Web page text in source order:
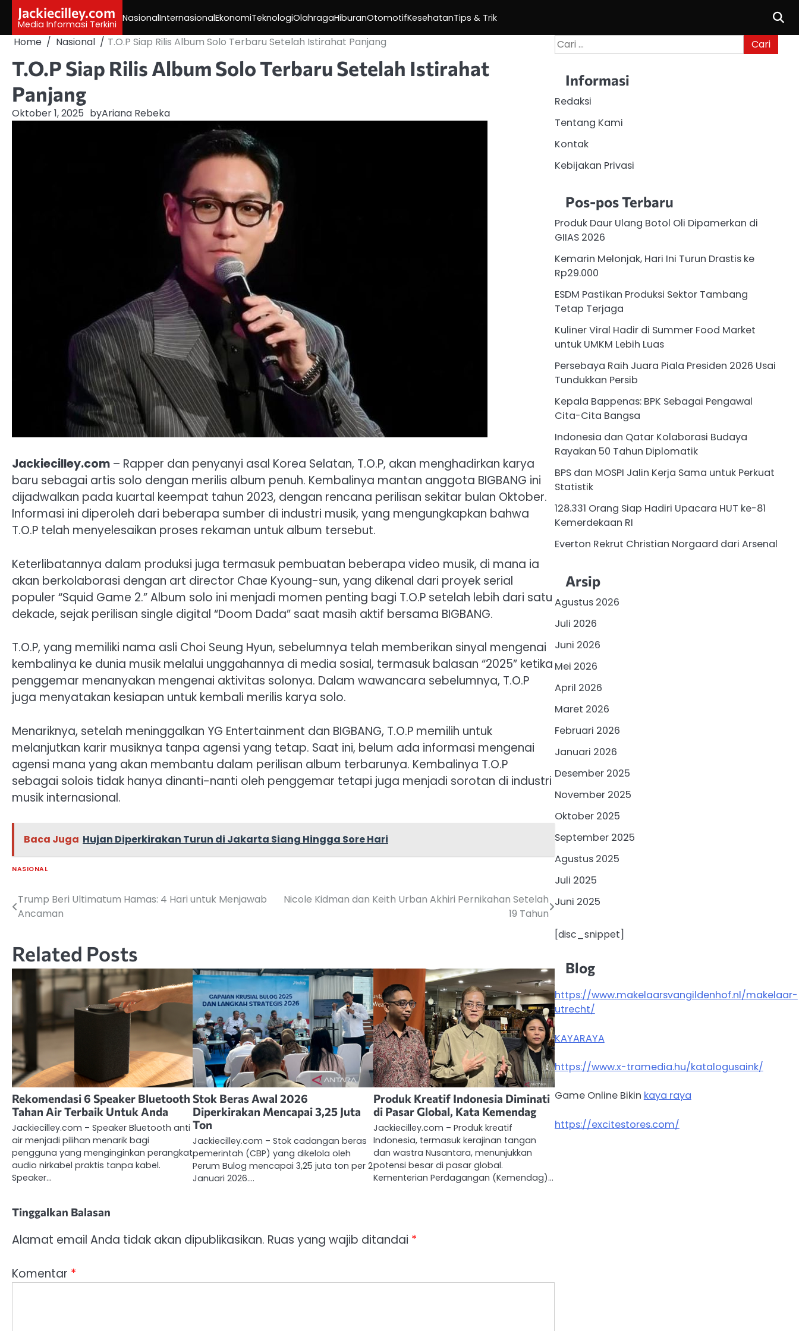
content
Jackiecilley.com
Media Informasi Terkini
NasionalInternasionalEkonomiTeknologiOlahragaHiburanOtomotifKesehatanTips & Trik
Home Nasional T.O.P Siap Rilis Album Solo Terbaru Setelah Istirahat Panjang
T.O.P Siap Rilis Album Solo Terbaru Setelah Istirahat
Panjang
Oktober 1, 2025 byAriana Rebeka
Jackiecilley.com – Rapper dan penyanyi asal Korea Selatan, T.O.P, akan menghadirkan karya
baru sebagai artis solo dengan merilis album penuh. Kembalinya mantan anggota BIGBANG ini
dijadwalkan pada kuartal keempat tahun 2023, dengan rencana perilisan sekitar bulan Oktober.
Informasi ini diperoleh dari beberapa sumber di industri musik, yang mengungkapkan bahwa
T.O.P telah menyelesaikan proses rekaman untuk album tersebut.
Keterlibatannya dalam produksi juga termasuk pembuatan beberapa video musik, di mana ia
akan berkolaborasi dengan art director Chae Kyoung-sun, yang dikenal dari proyek serial
populer “Squid Game 2.” Album solo ini menjadi momen penting bagi T.O.P setelah lebih dari satu
dekade, sejak perilisan single digital “Doom Dada” saat masih aktif bersama BIGBANG.
T.O.P, yang memiliki nama asli Choi Seung Hyun, sebelumnya telah memberikan sinyal mengenai
kembalinya ke dunia musik melalui unggahannya di media sosial, termasuk balasan “2025” ketika
penggemar menanyakan mengenai aktivitas solonya. Dalam wawancara sebelumnya, T.O.P
juga menyatakan kesiapan untuk kembali merilis karya solo.
Menariknya, setelah meninggalkan YG Entertainment dan BIGBANG, T.O.P memilih untuk
melanjutkan karir musiknya tanpa agensi yang tetap. Saat ini, belum ada informasi mengenai
agensi mana yang akan membantu dalam perilisan album terbarunya. Kembalinya T.O.P
sebagai solois tidak hanya dinanti-nanti oleh penggemar tetapi juga menjadi sorotan di industri
musik internasional.
Baca Juga Hujan Diperkirakan Turun di Jakarta Siang Hingga Sore Hari
NASIONAL
Navigasi
Trump Beri Ultimatum Hamas: 4 Hari untuk Menjawab
Ancaman
Nicole Kidman dan Keith Urban Akhiri Pernikahan Setelah
19 Tahun
Related Posts
Rekomendasi 6 Speaker Bluetooth
Tahan Air Terbaik Untuk Anda
Jackiecilley.com – Speaker Bluetooth anti
air menjadi pilihan menarik bagi
pengguna yang menginginkan perangkat
audio nirkabel praktis tanpa kabel.
Speaker…
Stok Beras Awal 2026
Diperkirakan Mencapai 3,25 Juta
Ton
Jackiecilley.com – Stok cadangan beras
pemerintah (CBP) yang dikelola oleh
Perum Bulog mencapai 3,25 juta ton per 2
Januari 2026.…
Produk Kreatif Indonesia Diminati
di Pasar Global, Kata Kemendag
Jackiecilley.com – Produk kreatif
Indonesia, termasuk kerajinan tangan
dan wastra Nusantara, menunjukkan
potensi besar di pasar global.
Kementerian Perdagangan (Kemendag)…
Tinggalkan Balasan
Alamat email Anda tidak akan dipublikasikan. Ruas yang wajib ditandai *
Komentar *
Cari
untuk:
Informasi
Redaksi
Tentang Kami
Kontak
Kebijakan Privasi
Pos-pos Terbaru
Produk Daur Ulang Botol Oli Dipamerkan di
GIIAS 2026
Kemarin Melonjak, Hari Ini Turun Drastis ke
Rp29.000
ESDM Pastikan Produksi Sektor Tambang
Tetap Terjaga
Kuliner Viral Hadir di Summer Food Market
untuk UMKM Lebih Luas
Persebaya Raih Juara Piala Presiden 2026 Usai
Tundukkan Persib
Kepala Bappenas: BPK Sebagai Pengawal
Cita-Cita Bangsa
Indonesia dan Qatar Kolaborasi Budaya
Rayakan 50 Tahun Diplomatik
BPS dan MOSPI Jalin Kerja Sama untuk Perkuat
Statistik
128.331 Orang Siap Hadiri Upacara HUT ke-81
Kemerdekaan RI
Everton Rekrut Christian Norgaard dari Arsenal
Arsip
Agustus 2026
Juli 2026
Juni 2026
Mei 2026
April 2026
Maret 2026
Februari 2026
Januari 2026
Desember 2025
November 2025
Oktober 2025
September 2025
Agustus 2025
Juli 2025
Juni 2025
[disc_snippet]
Blog
https://www.makelaarsvangildenhof.nl/makelaar-
utrecht/
KAYARAYA
https://www.x-tramedia.hu/katalogusaink/
Game Online Bikin kaya raya
https://excitestores.com/